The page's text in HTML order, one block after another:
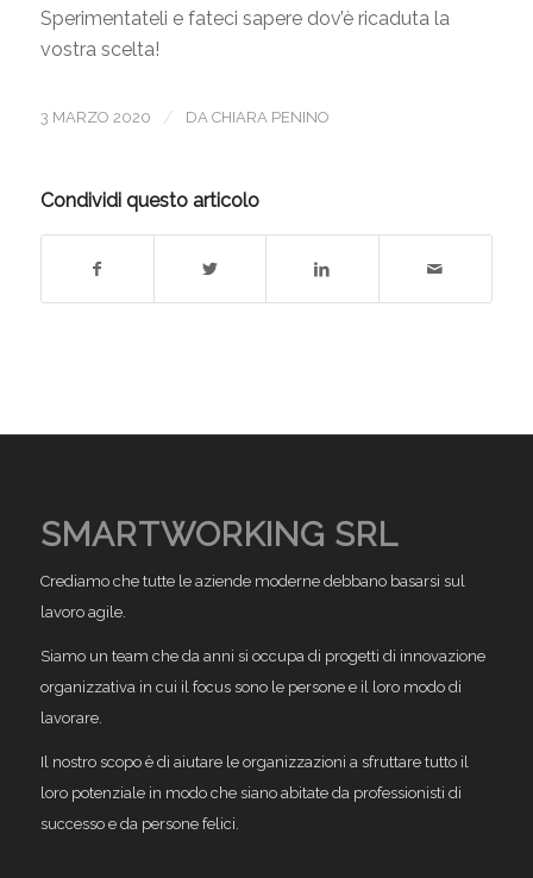
Sperimentateli e fateci sapere dov’è ricaduta la
vostra scelta!
3 MARZO 2020 / DA CHIARA PENINO
Condividi questo articolo
SMARTWORKING SRL
Crediamo che tutte le aziende moderne debbano basarsi sul
lavoro agile.
Siamo un team che da anni si occupa di progetti di innovazione
organizzativa in cui il focus sono le persone e il loro modo di
lavorare.
Il nostro scopo è di aiutare le organizzazioni a sfruttare tutto il
loro potenziale in modo che siano abitate da professionisti di
successo e da persone felici.